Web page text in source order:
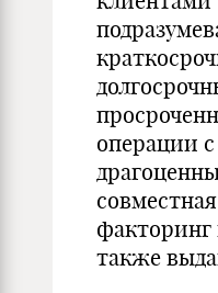
операции
факторинг
также